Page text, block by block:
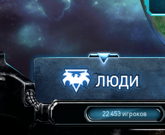
22 453 игроков